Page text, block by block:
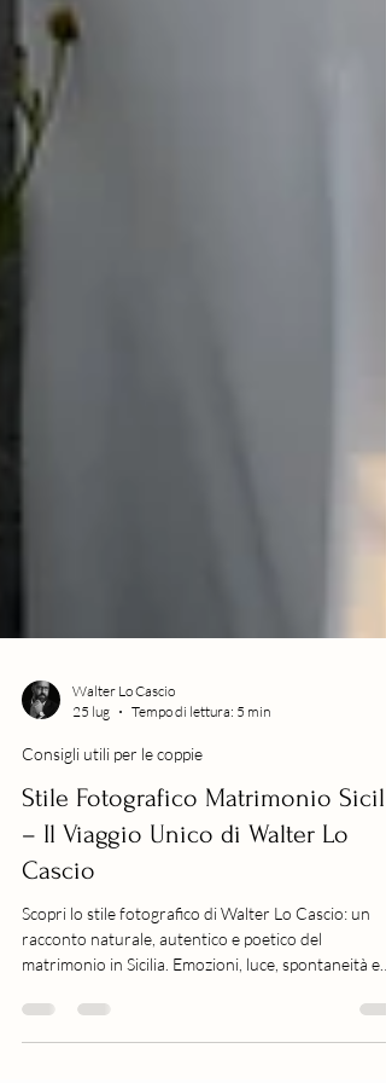
Walter Lo Cascio
Tempo di lettura: 5 min
Consigli utili per le coppie
Stile Fotografico Matrimonio
– Il Viaggio Unico di Walter Lo
Cascio
Scopri lo stile fotografico di Walter Lo Cascio: un
racconto naturale, autentico e poetico del